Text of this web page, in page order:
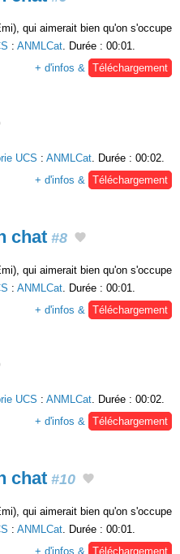
qui aimerait bien qu'on s'occupe
: ANMLCat. Durée : 00:01.
+ d'infos & Téléchargement
UCS : ANMLCat . Durée : 00:02.
+ d'infos &
Téléchargement
chat #8
qui aimerait bien qu'on s'occupe
: ANMLCat . Durée : 00:01.
+ d'infos &
Téléchargement
UCS : ANMLCat. Durée : 00:02.
+ d'infos & Téléchargement
chat #10
qui aimerait bien qu'on s'occupe
: ANMLCat . Durée : 00:01.
+ d'infos &
Téléchargement